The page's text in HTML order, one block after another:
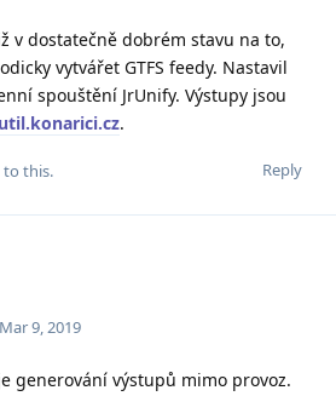
v dostatečně dobrém stavu na to,
vytvářet GTFS feedy. Nastavil
spouštění JrUnify. Výstupy jsou
.
Reply
to this.
Mar 9, 2019
generování výstupů mimo provoz.